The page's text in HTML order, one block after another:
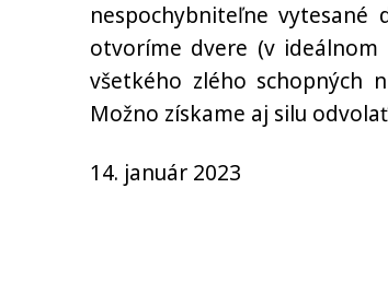
nespochybniteľne vytesané
otvoríme dvere (v ideálnom
všetkého zlého schopných
Možno získame aj silu
14. január 2023